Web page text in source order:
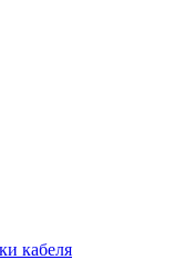
кабеля